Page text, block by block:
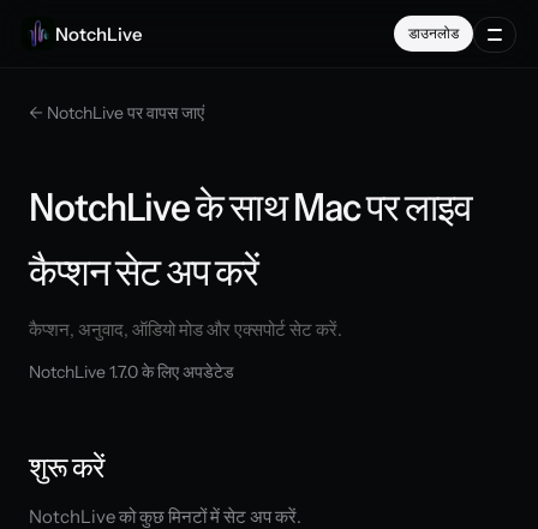
NotchLive डाउनलोड
← NotchLive पर वापस जाएं
NotchLive के साथ Mac पर लाइव
कैप्शन सेट अप करें
कैप्शन, अनुवाद, ऑडियो मोड और एक्सपोर्ट सेट करें.
NotchLive 1.7.0 के लिए अपडेटेड
शुरू करें
NotchLive को कुछ मिनटों में सेट अप करें.